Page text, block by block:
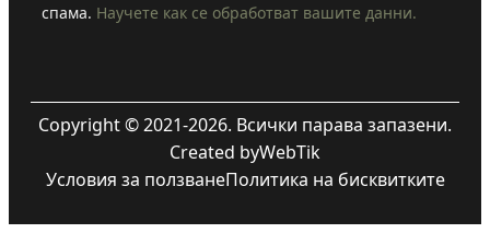
спама. Научете как се обработват вашите данни.
Copyright © 2021-2026. Всички парава запазени.
Created byWebTik
Условия за ползванеПолитика на бисквитките